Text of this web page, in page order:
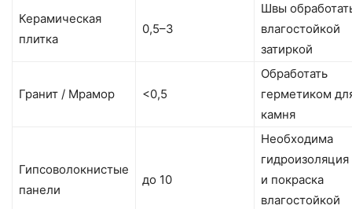
Керамическая
плитка
0,5–3
Швы
влагостойкой
затиркой
Гранит / Мрамор <0,5
Обработать
герметиком
камня
Гипсоволокнистые
панели
до 10
Необходима
гидроизоляция
и покраска
влагостойкой